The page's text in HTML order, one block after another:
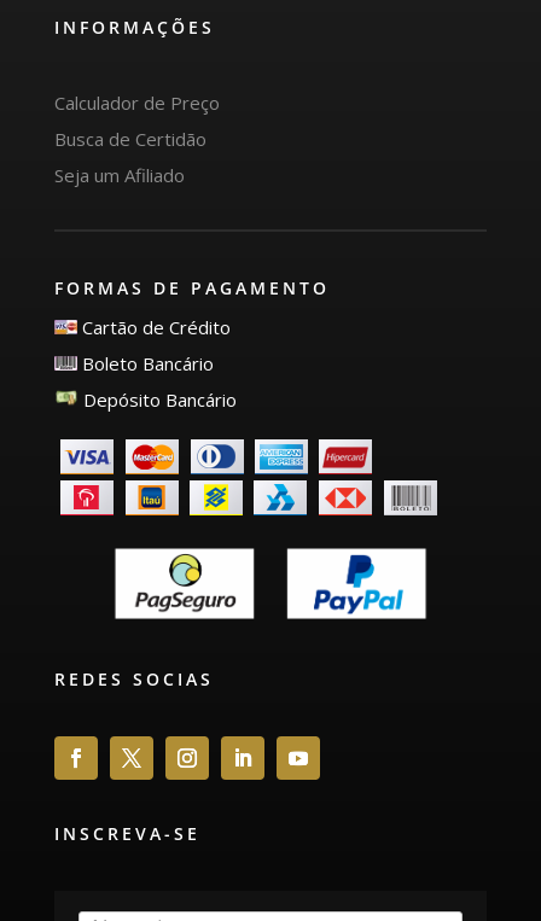
INFORMAÇÕES
Calculador de Preço
Busca de Certidão
Seja um Afiliado
FORMAS DE PAGAMENTO
Cartão de Crédito
Boleto Bancário
Depósito Bancário
REDES SOCIAS
INSCREVA-SE